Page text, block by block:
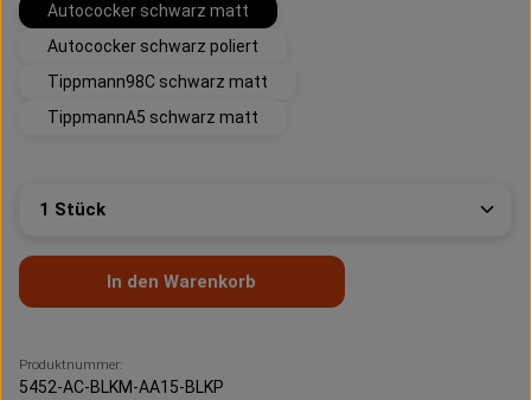
Autococker schwarz matt
Autococker schwarz poliert
Tippmann98C schwarz matt
TippmannA5 schwarz matt
Produkt Anzahl: Gib den gewünschten Wert ein
In den Warenkorb
Produktnummer:
5452-AC-BLKM-AA15-BLKP